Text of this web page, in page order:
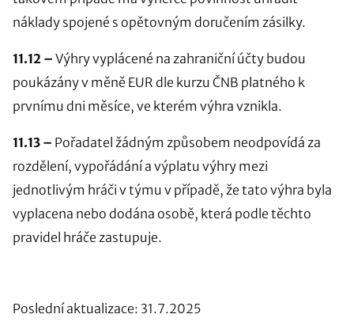
náklady spojené s opětovným doručením zásilky.
11.12 – Výhry vyplácené na zahraniční účty budou
poukázány v měně EUR dle kurzu ČNB platného k
prvnímu dni měsíce, ve kterém výhra vznikla.
11.13 – Pořadatel žádným způsobem neodpovídá za
rozdělení, vypořádání a výplatu výhry mezi
jednotlivým hráči v týmu v případě, že tato výhra byla
vyplacena nebo dodána osobě, která podle těchto
pravidel hráče zastupuje.
Poslední aktualizace: 31.7.2025